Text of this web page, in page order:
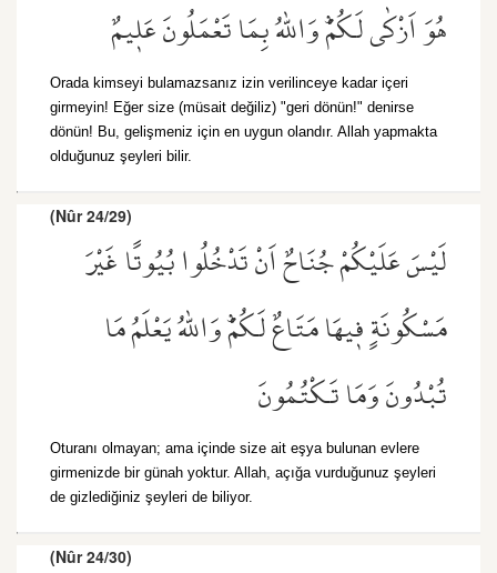
هُوَ اَزْكٰى لَكُمْۜ وَاللّٰهُ بِمَا تَعْمَلُونَ عَل۪يمٌ
Orada kimseyi bulamazsanız izin verilinceye kadar içeri
girmeyin! Eğer size (müsait değiliz) "geri dönün!" denirse
dönün! Bu, gelişmeniz için en uygun olandır. Allah yapmakta
olduğunuz şeyleri bilir.
(Nûr 24/29)
لَيْسَ عَلَيْكُمْ جُنَاحٌ اَنْ تَدْخُلُوا بُيُوتًا غَيْرَ
مَسْكُونَةٍ ف۪يهَا مَتَاعٌ لَكُمْۜ وَاللّٰهُ يَعْلَمُ مَا
تُبْدُونَ وَمَا تَكْتُمُونَ
Oturanı olmayan; ama içinde size ait eşya bulunan evlere
girmenizde bir günah yoktur. Allah, açığa vurduğunuz şeyleri
de gizlediğiniz şeyleri de biliyor.
(Nûr 24/30)